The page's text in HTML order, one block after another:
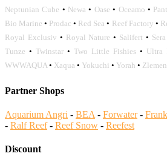
Neptunian Cube • Newa • Oase • Oceamo •
Bio Marine • Prodac • Red Sea • Reef Factory •
Royal Exclusiv • Royal Nature • Salifert • Sera
Tunze • Twinstar • Two Little Fishies • Ultra
WWWAQUA• Xaqua • Yokuchi • Yorah •
Partner Shops
Aquarium Angri - BEA - Forwater-
- Ralf Reef- Reef Snow - Reefest
Discount